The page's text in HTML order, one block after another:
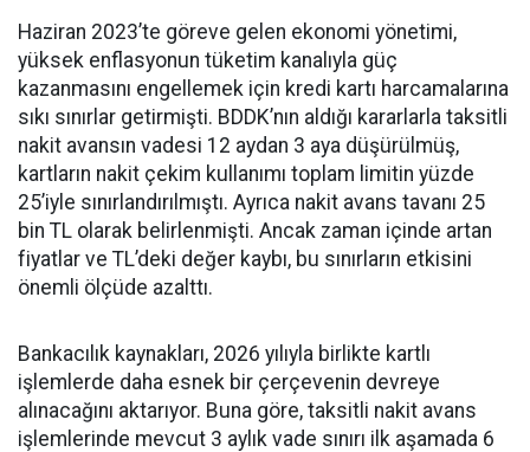
Haziran 2023’te göreve gelen ekonomi yönetimi,
yüksek enflasyonun tüketim kanalıyla güç
kazanmasını engellemek için kredi kartı harcamalarına
sıkı sınırlar getirmişti. BDDK’nın aldığı kararlarla taksitli
nakit avansın vadesi 12 aydan 3 aya düşürülmüş,
kartların nakit çekim kullanımı toplam limitin yüzde
25’iyle sınırlandırılmıştı. Ayrıca nakit avans tavanı 25
bin TL olarak belirlenmişti. Ancak zaman içinde artan
fiyatlar ve TL’deki değer kaybı, bu sınırların etkisini
önemli ölçüde azalttı.
Bankacılık kaynakları, 2026 yılıyla birlikte kartlı
işlemlerde daha esnek bir çerçevenin devreye
alınacağını aktarıyor. Buna göre, taksitli nakit avans
işlemlerinde mevcut 3 aylık vade sınırı ilk aşamada 6